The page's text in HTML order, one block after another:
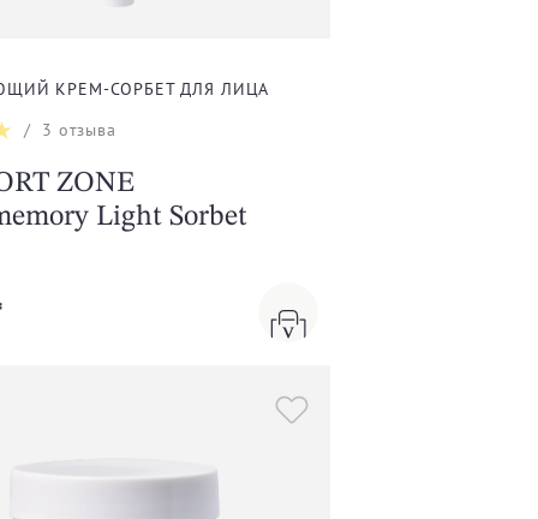
КРЕМ-СОРБЕТ ДЛЯ ЛИЦА
/ 3 отзыва
ZONE
Light Sorbet